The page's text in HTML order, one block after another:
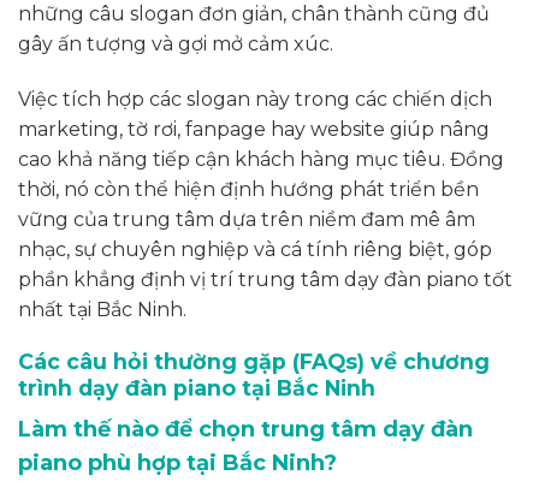
những câu slogan đơn giản, chân thành cũng đủ
gây ấn tượng và gợi mở cảm xúc.
Việc tích hợp các slogan này trong các chiến dịch
marketing, tờ rơi, fanpage hay website giúp nâng
cao khả năng tiếp cận khách hàng mục tiêu. Đồng
thời, nó còn thể hiện định hướng phát triển bền
vững của trung tâm dựa trên niềm đam mê âm
nhạc, sự chuyên nghiệp và cá tính riêng biệt, góp
phần khẳng định vị trí trung tâm dạy đàn piano tốt
nhất tại Bắc Ninh.
Các câu hỏi thường gặp (FAQs) về chương
trình dạy đàn piano tại Bắc Ninh
Làm thế nào để chọn trung tâm dạy đàn
piano phù hợp tại Bắc Ninh?